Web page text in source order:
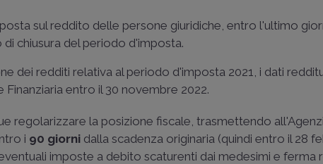
sul reddito delle persone giuridiche, entro l'ultimo
chiusura del periodo d'imposta.
dei redditi relativa al periodo d'imposta 2021, i dati
entro il 30 novembre 2022.
regolarizzare la posizione fiscale, trasmettendo
i 90 giorni dalla scadenza originaria (quindi entro il 28
imposte a debito scaturenti dai medesimi e ferma